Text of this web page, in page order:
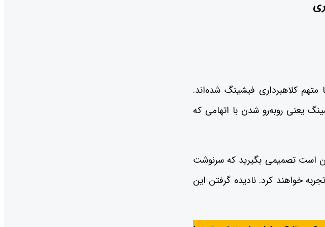
متهم کلاهبرداری فیشینگ شده‌اند.
یعنی روبه‌رو شدن با اتهامی که
است تصمیمی بگیرید که سرنوشت
خواهند کرد. نادیده گرفتن این